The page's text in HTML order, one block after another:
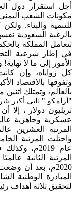
أجل استقرار دول
مكونات الشعب
للتنمية والبناء.
بالرغبة السعودية
تتعامل المملكة
في إطار شرعية
الأمور إلى ما لا
كل زواياه، وإن
وتفوقها بالاقتصاد
"أرامكو " ثاني أكبر
تريليون دولار ، إلا
عسكرية وجاهزية
المرتبة العشرين
واحتلت المرتبة
عام 2019م،
المرتبة الثانية
المبادرة الوطنية
لتحقيق ثلاثة أهداف